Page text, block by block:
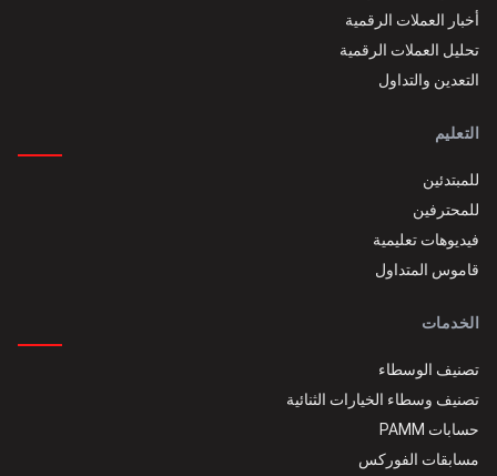
أخبار العملات الرقمية
تحليل العملات الرقمية
التعدين والتداول
التعليم
للمبتدئين
للمحترفين
فيديوهات تعليمية
قاموس المتداول
الخدمات
تصنيف الوسطاء
تصنيف وسطاء الخيارات الثنائية
حسابات PAMM
مسابقات الفوركس